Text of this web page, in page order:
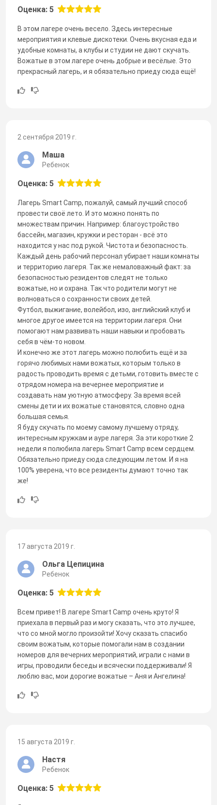
Оценка: 5
В этом лагере очень весело. Здесь интересные
мероприятия и клевые дискотеки. Очень вкусная еда и
удобные комнаты, а клубы и студии не дают скучать.
Вожатые в этом лагере очень добрые и весёлые. Это
прекрасный лагерь, и я обязательно приеду сюда ещё!
2 сентября 2019 г.
Маша
Ребенок
Оценка: 5
Лагерь Smart Camp, пожалуй, самый лучший способ
провести своё лето. И это можно понять по
множествам причин. Например: благоустройство
бассейн, магазин, кружки и ресторан - всё это
находится у нас под рукой. Чистота и безопасность.
Каждый день рабочий персонал убирает наши комнаты
и территорию лагеря. Так же немаловажный факт: за
безопасностью резидентов следят не только
вожатые, но и охрана. Так что родители могут не
волноваться о сохранности своих детей.
Футбол, выжигание, волейбол, изо, английский клуб и
многое другое имеется на территории лагеря. Они
помогают нам развивать наши навыки и пробовать
себя в чём-то новом.
И конечно же этот лагерь можно полюбить ещё и за
горячо любимых нами вожатых, которым только в
радость проводить время с детьми, готовить вместе с
отрядом номера на вечернее мероприятие и
создавать нам уютную атмосферу. За время всей
смены дети и их вожатые становятся, словно одна
большая семья.
Я буду скучать по моему самому лучшему отряду,
интересным кружкам и ауре лагеря. За эти короткие 2
недели я полюбила лагерь Smart Camp всем сердцем.
Обязательно приеду сюда следующим летом. И я на
100% уверена, что все резиденты думают точно так
же!
17 августа 2019 г.
Ольга Цепицина
Ребенок
Оценка: 5
Всем привет! В лагере Smart Camp очень круто! Я
приехала в первый раз и могу сказать, что это лучшее,
что со мной могло произойти! Хочу сказать спасибо
своим вожатым, которые помогали нам в создании
номеров для вечерних мероприятий, играли с нами в
игры, проводили беседы и всячески поддерживали! Я
люблю вас, мои дорогие вожатые – Аня и Ангелина!
15 августа 2019 г.
Настя
Ребенок
Оценка: 5